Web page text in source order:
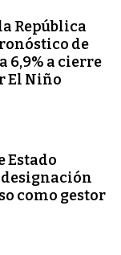
República
de
6,9% a cierre
El Niño
Estado
designación
como gestor